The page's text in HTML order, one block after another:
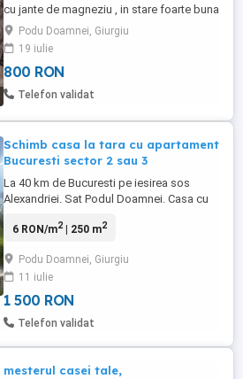
cu jante de magneziu , in stare foarte buna
, M+SPodu Doamnei, Giurgiu
19 iulie
800 RON
Telefon validat
Schimb casa la tara cu apartament
Bucuresti sector 2 sau 3
La 40 km de Bucuresti pe iesirea sos
Alexandriei. Sat Podul Doamnei. Casa cu
mansarda 150 neterminata, cu teren de
dormitoare, living mare, 2 bai, camara.
Pomi fructiferi, flori, loc pentru gradina de
legume cu picuratori. Magazie ...
6 RON/m2| 250 m2
Podu Doamnei, Giurgiu
11 iulie
1 500 RON
Telefon validat
mesterul casei tale,